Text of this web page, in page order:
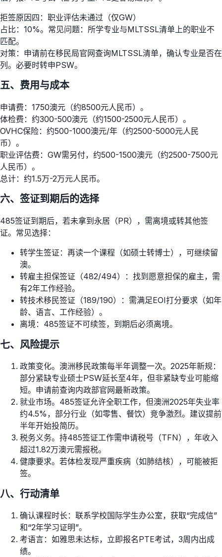
拒签原因四：职业评估未通过（仅GW）
占比：10%。常见问题：所学专业与MLTSSL清单上的职业不
匹配。
对策：申请前在移民局官网查询MLTSSL清单，确认专业是否在
列。必要时转申PSW。
五、费用与成本
申请费：1750澳元（约8500元人民币）。
体检费：约300-500澳元（约1500-2500元人民币）。
OVHC保险：约500-1000澳元/年（约2500-5000元人民
币）。
职业评估费：GW需另付，约500-1500澳元（约2500-7500元
人民币）。
总计：约1.5万-2万元人民币。
六、签证到期后的选择
485签证到期后，若未拿到永居（PR），需离境或转其他签
证。常见选择：
转学生签证：再读一个课程（如硕士转博士），可继续留
澳。
转雇主担保签证（482/494）：找到愿意担保的雇主，需
有2年工作经验。
转技术移民签证（189/190）：需满足EOI打分要求（如年
龄、语言、工作经验）。
离境：485签证不可续签，到期后必须离境。
七、风险提示
政策变化。澳洲移民政策每半年调整一次。2025年新规：
部分紧缺专业硕士PSW延长至4年，但非紧缺专业可能缩
短。申请前查询内政部官网最新政策。
就业市场。485签证允许全职工作，但澳洲2025年失业率
约4.5%，部分行业（如零售、餐饮）竞争激烈。建议提前
半年开始投简历。
税务义务。持485签证工作需申请税号（TFN），年收入
超过1.82万澳元需报税。
健康要求。若体检发现严重疾病（如肺结核），可能被拒
签。
八、行动清单
确认课程时长：联系学校国际学生办公室，获取“完成信”
和“2年学习证明”。
考语言：如雅思未达标，立即报名PTE考试，3周内出成
绩。